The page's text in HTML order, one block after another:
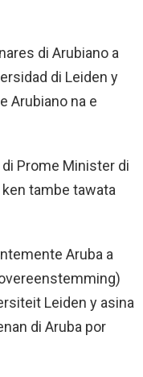
di Arubiano a
di Leiden y
Arubiano na e
Prome Minister di
tambe tawata
Aruba a
Leiden y asina
di Aruba por